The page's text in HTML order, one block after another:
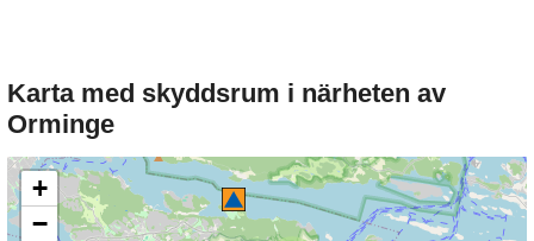
Karta med skyddsrum i närheten av
Orminge
+
−